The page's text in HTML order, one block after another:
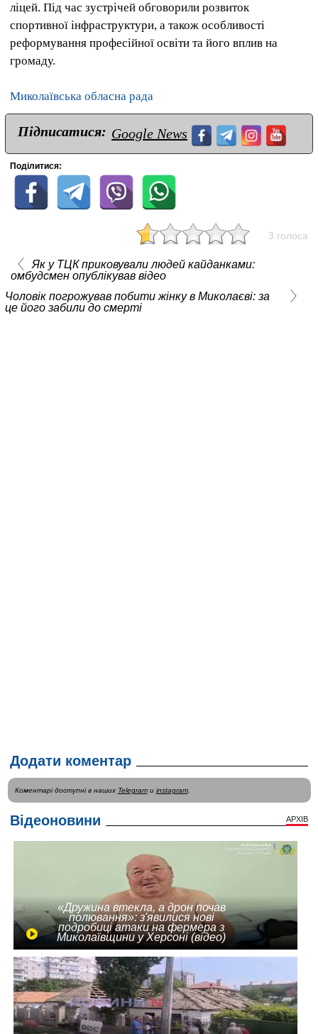
ліцей. Під час зустрічей обговорили розвиток
спортивної інфраструктури, а також особливості
реформування професійної освіти та його вплив на
громаду.
Миколаївська обласна рада
Підписатися: Google News
Поділитися:
3 голоса
Як у ТЦК приковували людей кайданками:
омбудсмен опублікував відео
Чоловік погрожував побити жінку в Миколаєві: за
це його забили до смерті
Додати коментар
Коментарі доступні в наших Telegramи instagram.
Відеоновини АРХІВ
«Дружина втекла, а дрон почав
полювання»: з'явилися нові
подробиці атаки на фермера з
Миколаївщини у Херсоні (відео)